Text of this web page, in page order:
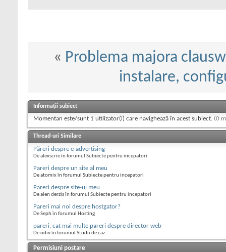
« Problema majora
instalare,
Informații subiect
Momentan este/sunt 1 utilizator(i) care navighează în acest subiect. (0
Thread-uri Similare
Păreri despre e-advertising
De alexscrie în forumul Subiecte pentru incepatori
Pareri despre un site al meu
De atomix în forumul Subiecte pentru incepatori
Pareri despre site-ul meu
De alen derzis în forumul Subiecte pentru incepatori
Pareri mai noi despre hostgator?
De Seph în forumul Hosting
pareri, cat mai multe pareri despre director web
De odiv în forumul Studii de caz
Permisiuni postare